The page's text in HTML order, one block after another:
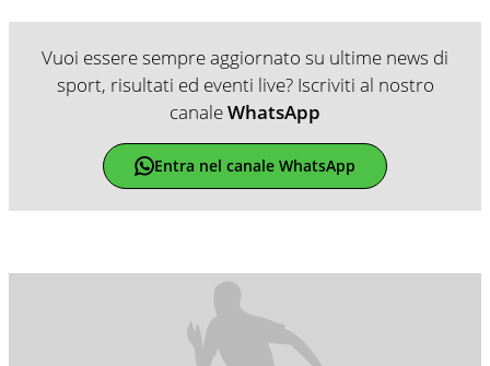
Vuoi essere sempre aggiornato su ultime news di
sport, risultati ed eventi live? Iscriviti al nostro
canaleWhatsApp
Entra nel canale WhatsApp